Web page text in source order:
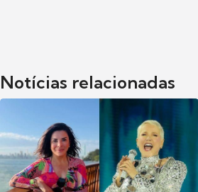
Notícias relacionadas